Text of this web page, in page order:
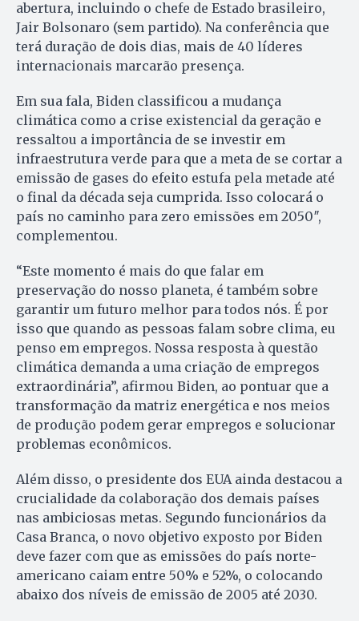
abertura, incluindo o chefe de Estado brasileiro,
Jair Bolsonaro (sem partido). Na conferência que
terá duração de dois dias, mais de 40 líderes
internacionais marcarão presença.
Em sua fala, Biden classificou a mudança
climática como a crise existencial da geração e
ressaltou a importância de se investir em
infraestrutura verde para que a meta de se cortar a
emissão de gases do efeito estufa pela metade até
o final da década seja cumprida. Isso colocará o
país no caminho para zero emissões em 2050″,
complementou.
“Este momento é mais do que falar em
preservação do nosso planeta, é também sobre
garantir um futuro melhor para todos nós. É por
isso que quando as pessoas falam sobre clima, eu
penso em empregos. Nossa resposta à questão
climática demanda a uma criação de empregos
extraordinária”, afirmou Biden, ao pontuar que a
transformação da matriz energética e nos meios
de produção podem gerar empregos e solucionar
problemas econômicos.
Além disso, o presidente dos EUA ainda destacou a
crucialidade da colaboração dos demais países
nas ambiciosas metas. Segundo funcionários da
Casa Branca, o novo objetivo exposto por Biden
deve fazer com que as emissões do país norte-
americano caiam entre 50% e 52%, o colocando
abaixo dos níveis de emissão de 2005 até 2030.